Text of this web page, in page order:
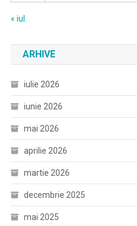
« iul.
ARHIVE
iulie 2026
iunie 2026
mai 2026
aprilie 2026
martie 2026
decembrie 2025
mai 2025